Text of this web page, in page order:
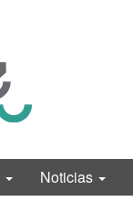
Noticias